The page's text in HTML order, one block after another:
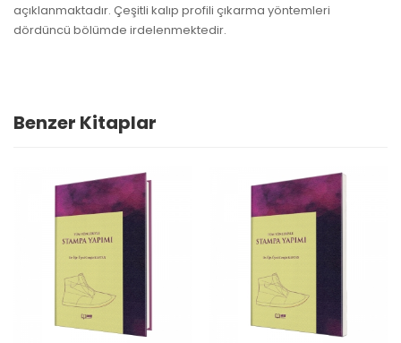
açıklanmaktadır. Çeşitli kalıp profili çıkarma yöntemleri
dördüncü bölümde irdelenmektedir.
Benzer Kitaplar